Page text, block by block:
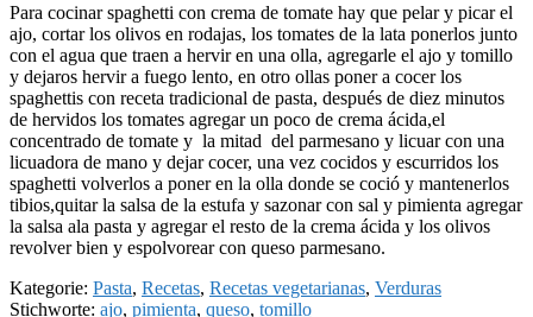
Para cocinar spaghetti con crema de tomate hay que pelar y picar el
ajo, cortar los olivos en rodajas, los tomates de la lata ponerlos junto
con el agua que traen a hervir en una olla, agregarle el ajo y tomillo
y dejaros hervir a fuego lento, en otro ollas poner a cocer los
spaghettis con receta tradicional de pasta, después de diez minutos
de hervidos los tomates agregar un poco de crema ácida,el
concentrado de tomate y la mitad del parmesano y licuar con una
licuadora de mano y dejar cocer, una vez cocidos y escurridos los
spaghetti volverlos a poner en la olla donde se coció y mantenerlos
tibios,quitar la salsa de la estufa y sazonar con sal y pimienta agregar
la salsa ala pasta y agregar el resto de la crema ácida y los olivos
revolver bien y espolvorear con queso parmesano.
Kategorie: Pasta, Recetas, Recetas vegetarianas, Verduras
Stichworte: ajo, pimienta, queso, tomillo